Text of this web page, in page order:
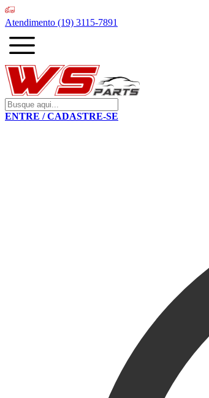
Atendimento (19) 3115-7891
ENTRE / CADASTRE-SE